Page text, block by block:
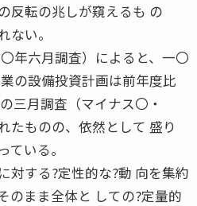
反転の兆しが窺えるも の
ない。
年六月調査）によると、一〇
の設備投資計画は前年度比
三月調査（マイナス〇・
たものの、依然として 盛り
ている。
対する?定性的な?動 向を集約
のまま全体と しての?定量的